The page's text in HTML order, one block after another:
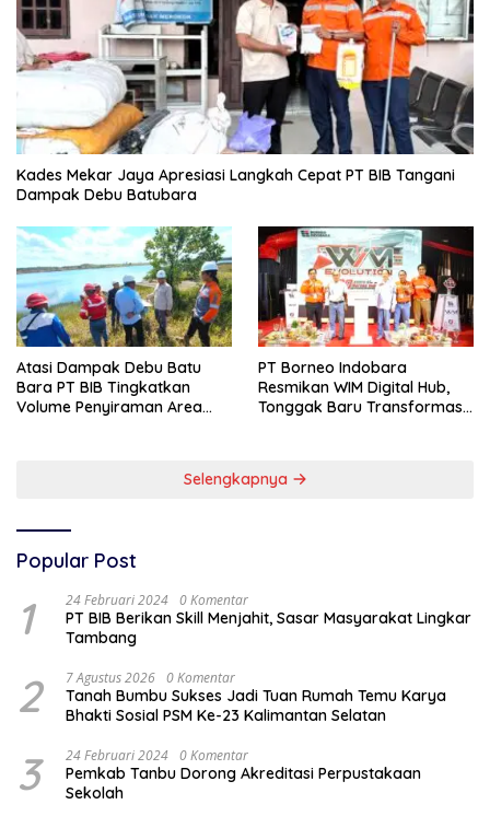
Kades Mekar Jaya Apresiasi Langkah Cepat PT BIB Tangani
Dampak Debu Batubara
Atasi Dampak Debu Batu
Bara PT BIB Tingkatkan
Volume Penyiraman Area
PT Borneo Indobara
Resmikan WIM Digital Hub,
Tonggak Baru Transformasi
Selengkapnya
Popular Post
1 24 Februari 2024 0 Komentar
PT BIB Berikan Skill Menjahit, Sasar Masyarakat Lingkar
Tambang
2 7 Agustus 2026 0 Komentar
Tanah Bumbu Sukses Jadi Tuan Rumah Temu Karya
Bhakti Sosial PSM Ke-23 Kalimantan Selatan
3 24 Februari 2024 0 Komentar
Pemkab Tanbu Dorong Akreditasi Perpustakaan
Sekolah